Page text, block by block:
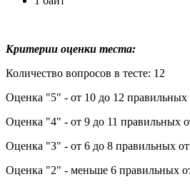
Критерии оценки теста:
Количество вопросов в тесте: 12
Оценка "5" - от 10 до 12 правильных
Оценка "4" - от 9 до 11 правильных
Оценка "3" - от 6 до 8 правильных
Оценка "2" - меньше 6 правильных